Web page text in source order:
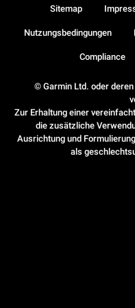
© Garmin Ltd. oder
Zur Erhaltung einer
die zusätzliche
Ausrichtung und
als
Sitemap
Nutzungsbedingungen
Compliance